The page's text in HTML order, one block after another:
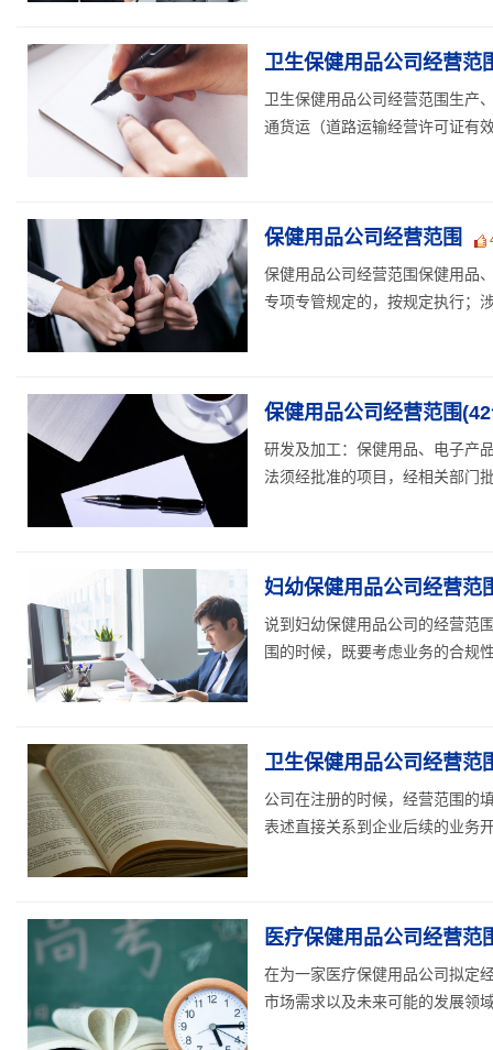
卫生保健用品公司经营范
卫生保健用品公司经营范围生产
通货运（道路运输经营许可证有
保健用品公司经营范围
保健用品公司经营范围保健用品
专项专管规定的，按规定执行；
保健用品公司经营范围
研发及加工：保健用品、电子产
法须经批准的项目，经相关部门
妇幼保健用品公司经营范
说到妇幼保健用品公司的经营范
围的时候，既要考虑业务的合规
卫生保健用品公司经营范
公司在注册的时候，经营范围的
表述直接关系到企业后续的业务
医疗保健用品公司经营范
在为一家医疗保健用品公司拟定
市场需求以及未来可能的发展领